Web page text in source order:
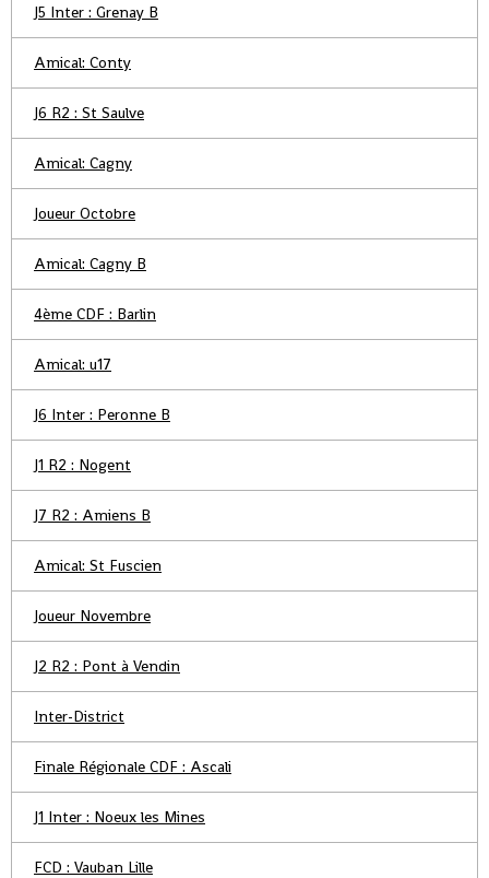
J5 Inter : Grenay B
Amical: Conty
J6 R2 : St Saulve
Amical: Cagny
Joueur Octobre
Amical: Cagny B
4ème CDF : Barlin
Amical: u17
J6 Inter : Peronne B
J1 R2 : Nogent
J7 R2 : Amiens B
Amical: St Fuscien
Joueur Novembre
J2 R2 : Pont à Vendin
Inter-District
Finale Régionale CDF : Ascali
J1 Inter : Noeux les Mines
FCD : Vauban Lille